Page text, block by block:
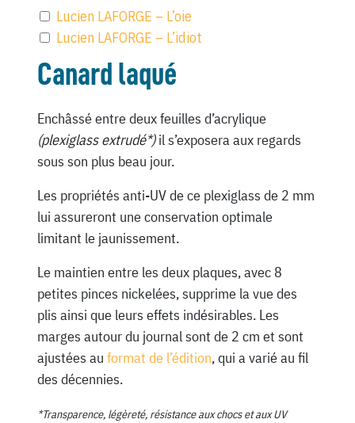
Lucien LAFORGE – L’oie
Lucien LAFORGE – L’idiot
Canard laqué
Enchâssé entre deux feuilles d’acrylique
(plexiglass extrudé*)il s’exposera aux regards
sous son plus beau jour.
Les propriétés anti-UV de ce plexiglass de 2 mm
lui assureront une conservation optimale
limitant le jaunissement.
Le maintien entre les deux plaques, avec 8
petites pinces nickelées, supprime la vue des
plis ainsi que leurs effets indésirables. Les
marges autour du journal sont de 2 cm et sont
ajustées au format de l’édition, qui a varié au fil
des décennies.
*Transparence, légèreté, résistance aux chocs et aux UV